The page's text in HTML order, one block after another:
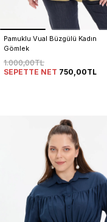
Pamuklu Vual Büzgülü Kadın
Gömlek
1.000,00TL
SEPETTE NET 750,00TL